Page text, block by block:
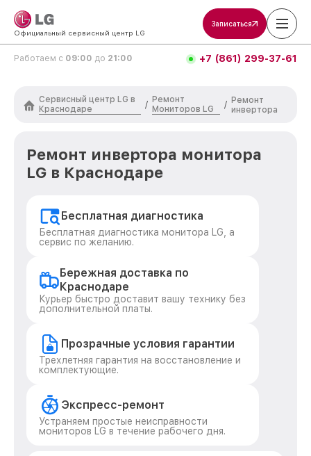
Официальный сервисный центр LG
Записаться
Работаем с 09:00 до 21:00 +7 (861) 299-37-61
Сервисный центр LG в
Краснодаре
/
Ремонт
Мониторов LG
/ Ремонт
инвертора
Ремонт инвертора монитора
LG в Краснодаре
Бесплатная диагностика
Бесплатная диагностика монитора LG, а
сервис по желанию.
Бережная доставка по
Краснодаре
Курьер быстро доставит вашу технику без
дополнительной платы.
Прозрачные условия гарантии
Трехлетняя гарантия на восстановление и
комплектующие.
Экспресс-ремонт
Устраняем простые неисправности
мониторов LG в течение рабочего дня.